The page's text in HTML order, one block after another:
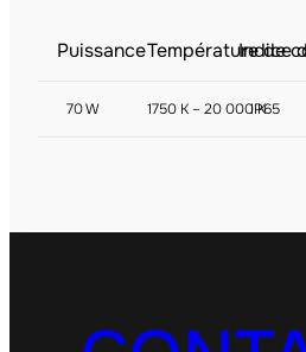
PuissanceTempérature de
Indice
70 W 1750 K – 20 000 KIP65